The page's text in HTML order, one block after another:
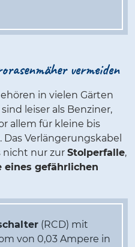
vermeiden
in vielen Gärten
leiser als Benziner,
allem für kleine bis
Verlängerungskabel
nicht nur zur Stolperfalle,
eines gefährlichen
(RCD) mit
von 0,03 Ampere in